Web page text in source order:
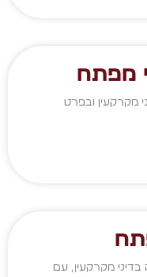
מפתח
מקרקעין ובפרט
בדיני מקרקעין, עם